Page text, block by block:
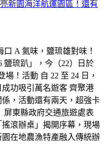
新園海洋航運園區！還有
口 A 氣味，鹽琉雄對味！
鹽琉趴」，今（22）日於
！活動 自 22 至 24 日，
功吸引萬名遊客 齊聚港
，活動還有兩天，超強卡
屏東縣政府交通旅遊處表
滾辦桌」揭開序幕，現場
在地農漁特產融入傳統辦